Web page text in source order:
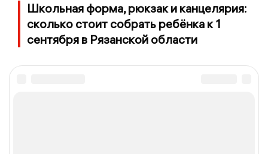
Школьная форма, рюкзак и канцелярия:
сколько стоит собрать ребёнка к 1
сентября в Рязанской области